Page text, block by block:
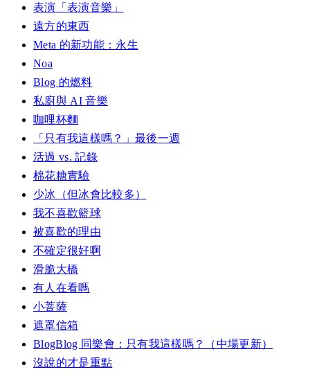
表演「表演音樂」
遠方的東西
Meta 的新功能：永生
Noa
Blog 的燃料
私廚與 AI 音樂
咖哩杯麵
「只有我這樣嗎？」最後一週
活過 vs. 記錄
棉花糖實驗
少冰（但冰會比較多）
我不喜歡籃球
被喜歡的理由
不確定很好啊
滑脆大橋
有人在看嗎
小菩薩
遮罩信箱
BlogBlog 同樂會：只有我這樣嗎？（中場更新）
沒說的才是重點